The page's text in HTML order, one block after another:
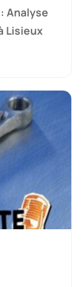
Analyse
Lisieux